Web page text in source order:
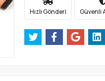
Hızlı Gönderi Güvenli